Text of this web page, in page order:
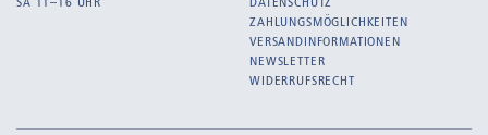
Beckmann, Max
ZAHLUNGSMÖGLICHKEITEN
VERSANDINFORMATIONEN
NEWSLETTER
WIDERRUFSRECHT